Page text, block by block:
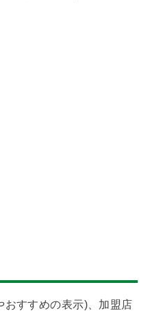
おすすめの表示)、加盟店